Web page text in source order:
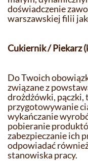
doświadczenie
warszawskiej filii
Cukiernik / Piekarz
Do Twoich
związane z
drożdżówki, pączki,
przygotowywanie
wykańczanie
pobieranie
zabezpieczanie ich
odpowiadać
stanowiska pracy.